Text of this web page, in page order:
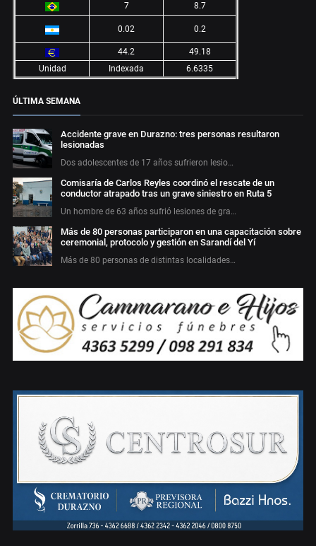
7 8.7
0.02 0.2
44.2
49.18
Unidad
Indexada 6.6335
ÚLTIMA SEMANA
Accidente grave en Durazno: tres personas resultaron
lesionadas
Dos adolescentes de 17 años sufrieron lesio…
Comisaría de Carlos Reyles coordinó el rescate de un
conductor atrapado tras un grave siniestro en Ruta 5
Un hombre de 63 años sufrió lesiones de gra…
Más de 80 personas participaron en una capacitación sobre
ceremonial, protocolo y gestión en Sarandí del Yí
Más de 80 personas de distintas localidades…